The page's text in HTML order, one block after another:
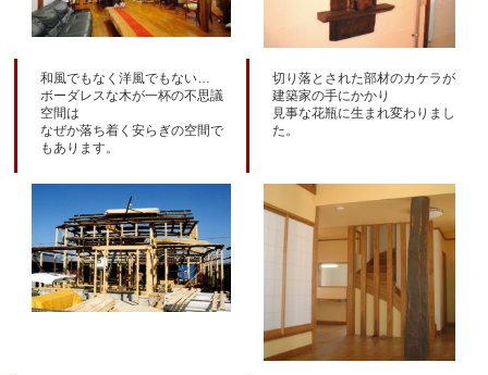
和風でもなく洋風でもない…
ボーダレスな木が一杯の不思議
空間は
なぜか落ち着く安らぎの空間で
もあります。
切り落とされた部材のカケラが
建築家の手にかかり
見事な花瓶に生まれ変わりまし
た。